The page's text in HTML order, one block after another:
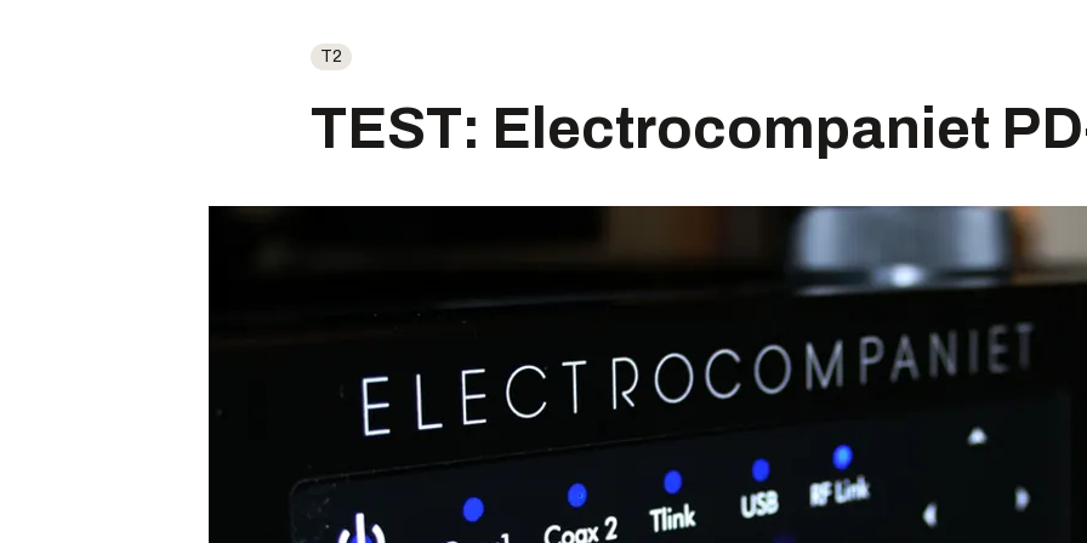
T2
TEST: Electrocompaniet